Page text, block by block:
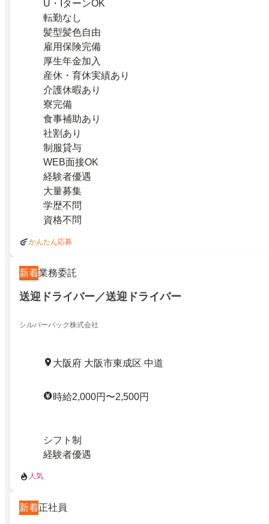
U・IターンOK
転勤なし
髪型髪色自由
雇用保険完備
厚生年金加入
産休・育休実績あり
介護休暇あり
寮完備
食事補助あり
社割あり
制服貸与
WEB面接OK
経験者優遇
大量募集
学歴不問
資格不問
かんたん応募
新着業務委託
送迎ドライバー／送迎ドライバー
シルバーバック株式会社
大阪府 大阪市東成区 中道
時給2,000円〜2,500円
シフト制
経験者優遇
人気
新着正社員